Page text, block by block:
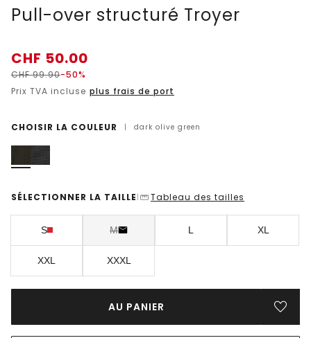
Pull-over structuré Troyer
CHF 50.00
CHF99.90-50%
Prix TVA incluse plus frais de port
CHOISIR LA COULEUR | dark olive green
SÉLECTIONNER LA TAILLE | Tableau des tailles
S M L XL
XXL XXXL
AU PANIER